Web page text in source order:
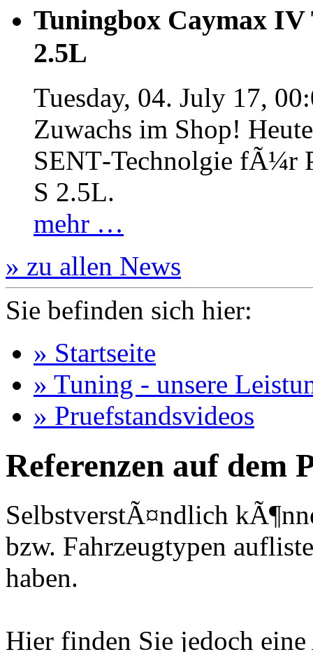
Tuningbox Caymax IV
2.5L
Tuesday, 04. July 17,
Zuwachs im Shop!
SENT‐Technolgie fÃ¼r
S 2.5L.
mehr …
» zu allen News
Sie befinden sich hier:
» Startseite
» Tuning - unsere
» Pruefstandsvideos
Referenzen auf dem
SelbstverstÃ¤ndlich
bzw. Fahrzeugtypen
haben.
Hier finden Sie jedoch